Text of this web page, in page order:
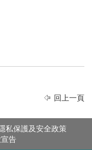
回上一頁
私保護及安全政策
告